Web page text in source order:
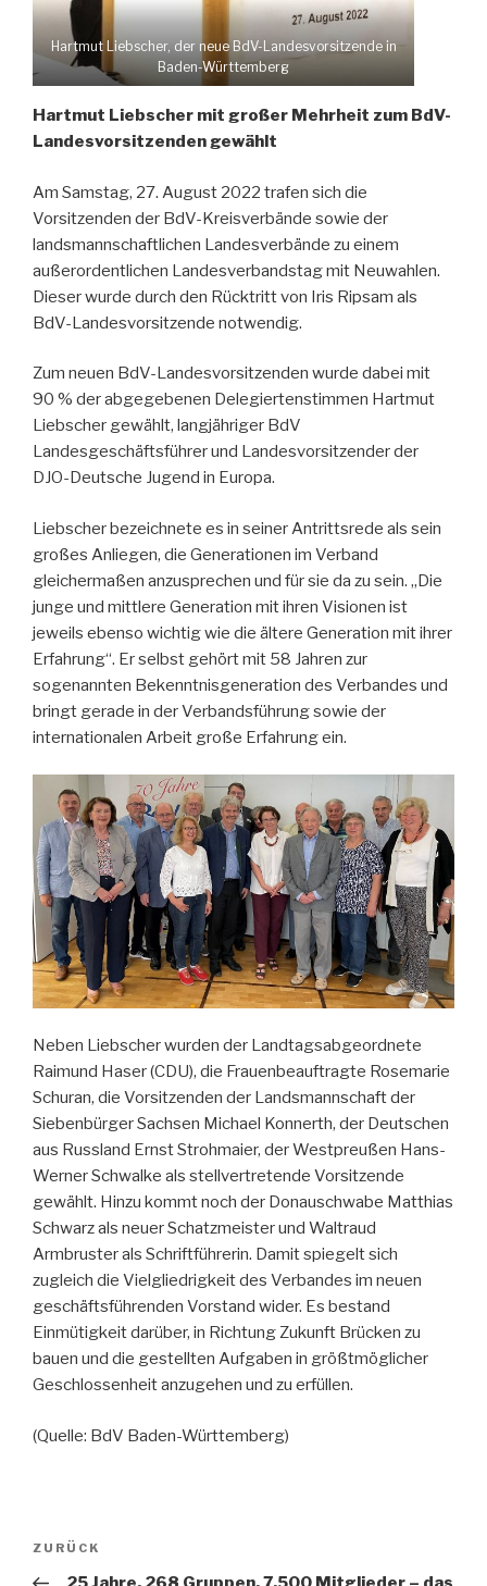
Hartmut Liebscher, der neue BdV-Landesvorsitzende in
Baden-Württemberg
Hartmut Liebscher mit großer Mehrheit zum BdV-
Landesvorsitzenden gewählt
Am Samstag, 27. August 2022 trafen sich die
Vorsitzenden der BdV-Kreisverbände sowie der
landsmannschaftlichen Landesverbände zu einem
außerordentlichen Landesverbandstag mit Neuwahlen.
Dieser wurde durch den Rücktritt von Iris Ripsam als
BdV-Landesvorsitzende notwendig.
Zum neuen BdV-Landesvorsitzenden wurde dabei mit
90 % der abgegebenen Delegiertenstimmen Hartmut
Liebscher gewählt, langjähriger BdV
Landesgeschäftsführer und Landesvorsitzender der
DJO-Deutsche Jugend in Europa.
Liebscher bezeichnete es in seiner Antrittsrede als sein
großes Anliegen, die Generationen im Verband
gleichermaßen anzusprechen und für sie da zu sein. „Die
junge und mittlere Generation mit ihren Visionen ist
jeweils ebenso wichtig wie die ältere Generation mit ihrer
Erfahrung“. Er selbst gehört mit 58 Jahren zur
sogenannten Bekenntnisgeneration des Verbandes und
bringt gerade in der Verbandsführung sowie der
internationalen Arbeit große Erfahrung ein.
Neben Liebscher wurden der Landtagsabgeordnete
Raimund Haser (CDU), die Frauenbeauftragte Rosemarie
Schuran, die Vorsitzenden der Landsmannschaft der
Siebenbürger Sachsen Michael Konnerth, der Deutschen
aus Russland Ernst Strohmaier, der Westpreußen Hans-
Werner Schwalke als stellvertretende Vorsitzende
gewählt. Hinzu kommt noch der Donauschwabe Matthias
Schwarz als neuer Schatzmeister und Waltraud
Armbruster als Schriftführerin. Damit spiegelt sich
zugleich die Vielgliedrigkeit des Verbandes im neuen
geschäftsführenden Vorstand wider. Es bestand
Einmütigkeit darüber, in Richtung Zukunft Brücken zu
bauen und die gestellten Aufgaben in größtmöglicher
Geschlossenheit anzugehen und zu erfüllen.
(Quelle: BdV Baden-Württemberg)
Beitragsnavigation
Vorheriger
Beitrag
ZURÜCK